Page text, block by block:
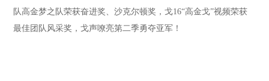
队高金梦之队荣获奋进奖、沙克尔顿奖，戈16“高金戈”视频荣获
最佳团队风采奖，戈声嘹亮第二季勇夺亚军！